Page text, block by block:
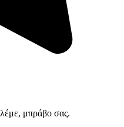
λέμε, μπράβο σας.